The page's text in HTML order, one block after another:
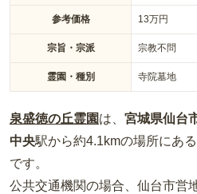
参考価格 13万円
宗旨・宗派 宗教不問
霊園・種別 寺院墓地
泉盛徳の丘霊園は、 宮城県仙台
中央駅から約4.1kmの場所にある
です。
公共交通機関の場合、仙台市営